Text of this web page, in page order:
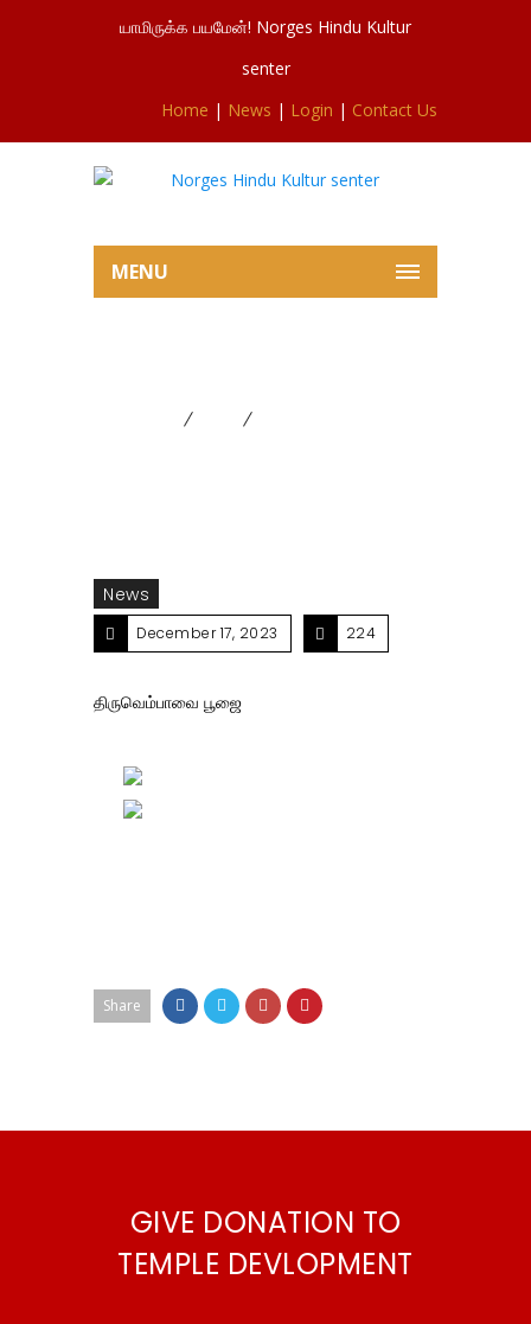
யாமிருக்க பயமேன்! Norges Hindu Kultur
senter
Home | News | Login | Contact Us
MENU
News
December 17, 2023 224
திருவெம்பாவை பூஜை
Share
GIVE DONATION TO
TEMPLE DEVLOPMENT